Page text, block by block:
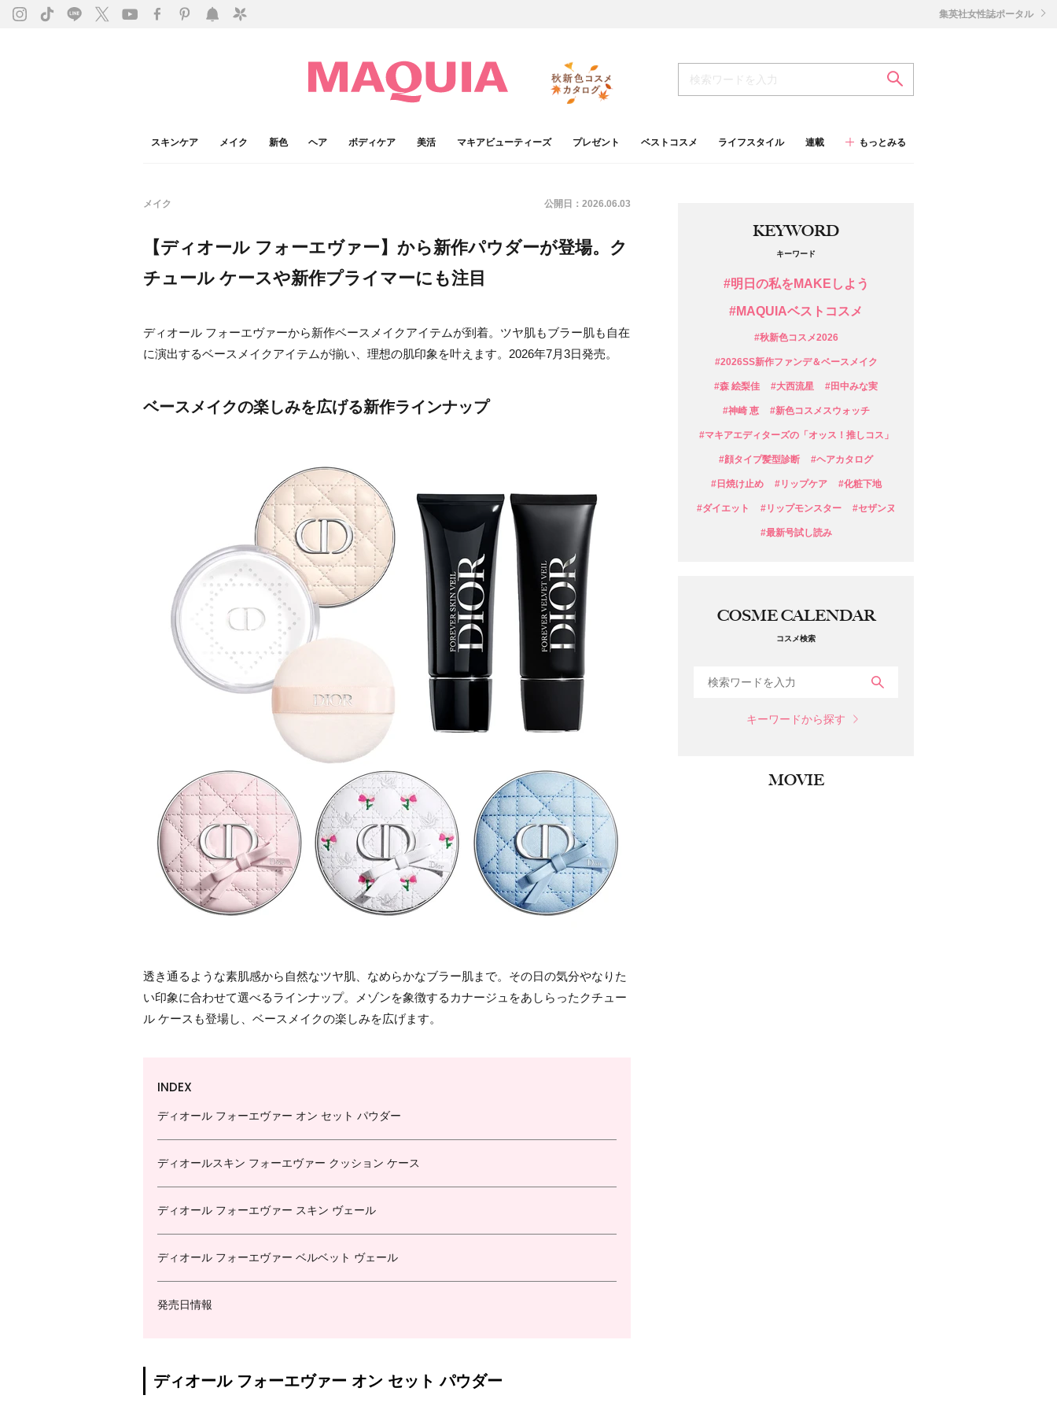
スキンケア メイク 新色 ヘア ボディケア 美活 マキアビューティーズ プレゼント ベストコスメ ライフスタイル 連載 もっとみる
集英社女性誌ポータル
メイク 公開日： 2026.06.03
【ディオール フォーエヴァー】から新作パウダーが登場。ク
チュール ケースや新作プライマーにも注目
ディオール フォーエヴァーから新作ベースメイクアイテムが到着。ツヤ肌もブラー肌も自在
に演出するベースメイクアイテムが揃い、理想の肌印象を叶えます。2026年7月3日発売。
ベースメイクの楽しみを広げる新作ラインナップ
透き通るような素肌感から自然なツヤ肌、なめらかなブラー肌まで。その日の気分やなりた
い印象に合わせて選べるラインナップ。メゾンを象徴するカナージュをあしらったクチュー
ル ケースも登場し、ベースメイクの楽しみを広げます。
INDEX
ディオール フォーエヴァー オン セット パウダー
ディオールスキン フォーエヴァー クッション ケース
ディオール フォーエヴァー スキン ヴェール
ディオール フォーエヴァー ベルベット ヴェール
発売日情報
ディオール フォーエヴァー オン セット パウダー
KEYWORD
キーワード
#明日の私をMAKEしよう
#MAQUIAベストコスメ
#秋新色コスメ2026
#2026SS新作ファンデ＆ベースメイク
#森 絵梨佳 #大西流星 #田中みな実
#神崎 恵 #新色コスメスウォッチ
#マキアエディターズの「オッス！推しコス」
#顔タイプ髪型診断 #ヘアカタログ
#日焼け止め #リップケア #化粧下地
#ダイエット #リップモンスター #セザンヌ
#最新号試し読み
COSME CALENDAR
コスメ検索
キーワードから探す
MOVIE